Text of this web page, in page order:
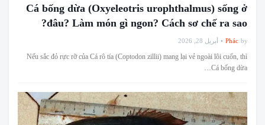
Cá bống dừa (Oxyeleotris urophthalmus) sống ở
đâu? Làm món gì ngon? Cách sơ chế ra sao?
by
Phác أبريل 28, 2026
Nếu sắc đỏ rực rỡ của Cá rô tía (Coptodon zillii) mang lại vẻ ngoài lôi cuốn, thì
Cá bống dừa…